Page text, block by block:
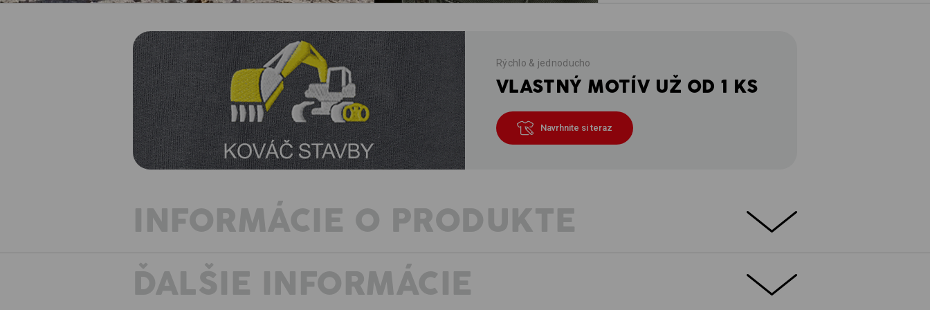
Rýchlo & jednoducho
VLASTNÝ MOTÍV UŽ OD 1 KS
Navrhnite si teraz
INFORMÁCIE O PRODUKTE
KÚSOK PRE KAŽDÉHO REMESELNÍKA
KEĎ IDE O ACTION, TREBA NOSIŤ MOTION!
ĎALŠIE INFORMÁCIE